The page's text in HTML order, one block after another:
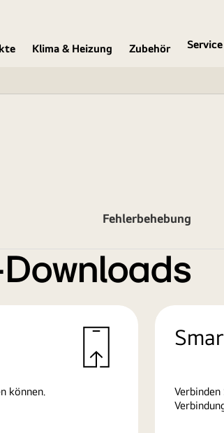
Klima & Heizung Zubehör Service
Fehlerbehebung
können.